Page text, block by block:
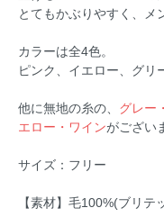
とてもかぶりやすく、メ
カラーは全4色。
ピンク、イエロー、グリ
他に無地の糸の、 グレー
エロー・ワインがござい
サイズ：フリー
【素材】毛100%(ブリテ